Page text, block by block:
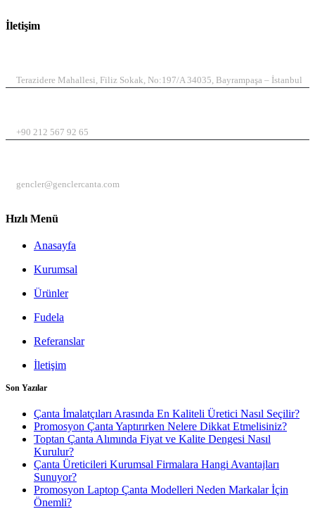
İletişim
Terazidere Mahallesi, Filiz Sokak, No:197/A 34035, Bayrampaşa – İstanbul
+90 212 567 92 65
gencler@genclercanta.com
Hızlı Menü
Anasayfa
Kurumsal
Ürünler
Fudela
Referanslar
İletişim
Son Yazılar
Çanta İmalatçıları Arasında En Kaliteli Üretici Nasıl Seçilir?
Promosyon Çanta Yaptırırken Nelere Dikkat Etmelisiniz?
Toptan Çanta Alımında Fiyat ve Kalite Dengesi Nasıl
Kurulur?
Çanta Üreticileri Kurumsal Firmalara Hangi Avantajları
Sunuyor?
Promosyon Laptop Çanta Modelleri Neden Markalar İçin
Önemli?